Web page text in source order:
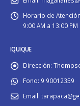
Horario de
9:00 AM a 13:00 PM
IQUIQUE
Dirección:
Fono: 9 90012359
Email: